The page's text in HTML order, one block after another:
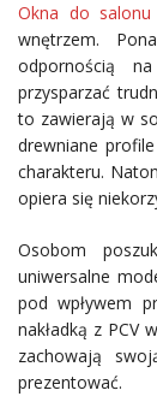
Okna do salonu
wnętrzem.
odpornością
przysparzać
to zawierają w
drewniane
charakteru.
opiera się
Osobom
uniwersalne
pod wpływem
nakładką z PCV
zachowają
prezentować.